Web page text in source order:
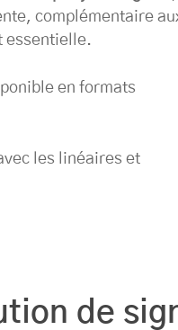
complémentaire
essentielle.
en formats
les linéaires et
de